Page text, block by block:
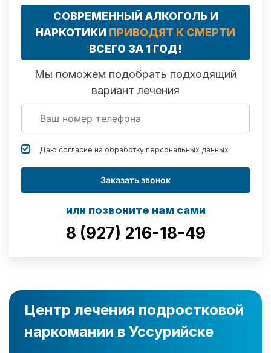
СОВРЕМЕННЫЙ АЛКОГОЛЬ И
НАРКОТИКИ ПРИВОДЯТ К СМЕРТИ
ВСЕГО ЗА 1 ГОД!
Мы поможем подобрать подходящий
вариант лечения
Даю согласие на обработку персональных данных
Заказать звонок
или позвоните нам сами
8 (927) 216-18-49
Центр лечения подростковой
наркомании в Уссурийске